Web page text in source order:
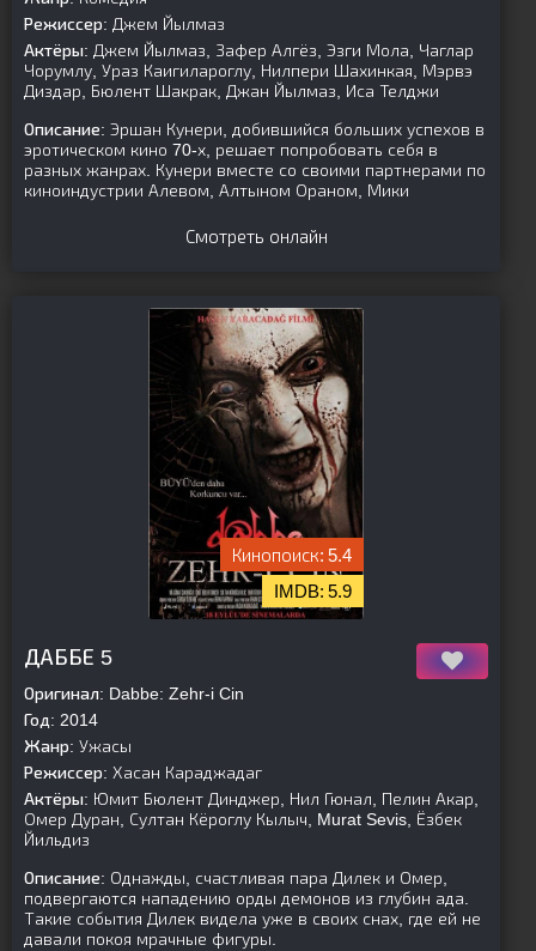
Режиссер: Джем Йылмаз
Актёры: Джем Йылмаз, Зафер Алгёз, Эзги Мола, Чаглар
Чорумлу, Ураз Каигилароглу, Нилпери Шахинкая, Мэрвэ
Диздар, Бюлент Шакрак, Джан Йылмаз, Иса Телджи
Описание: Эршан Кунери, добившийся больших успехов в
эротическом кино 70-х, решает попробовать себя в
разных жанрах. Кунери вместе со своими партнерами по
киноиндустрии Алевом, Алтыном Ораном, Мики
Смотреть онлайн
5.4
5.9
ДАББЕ 5
Оригинал: Dabbe: Zehr-i Cin
Год: 2014
Жанр: Ужасы
Режиссер: Хасан Караджадаг
Актёры: Юмит Бюлент Динджер, Нил Гюнал, Пелин Акар,
Омер Дуран, Султан Кёроглу Кылыч, Murat Sevis, Ёзбек
Йильдиз
Описание: Однажды, счастливая пара Дилек и Омер,
подвергаются нападению орды демонов из глубин ада.
Такие события Дилек видела уже в своих снах, где ей не
давали покоя мрачные фигуры.